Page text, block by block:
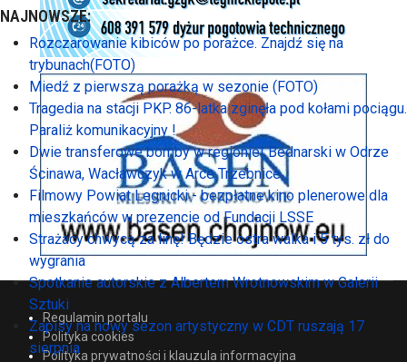
Regulamin portalu
Polityka cookies
Polityka prywatności i klauzula informacyjna
NAJNOWSZE:
Rozczarowanie kibiców po porażce. Znajdź się na
trybunach(FOTO)
Miedź z pierwszą porażką w sezonie (FOTO)
Tragedia na stacji PKP. 86-latka zginęła pod kołami pociągu.
Paraliż komunikacyjny !
Dwie transferowe bomby w regionie! Bednarski w Odrze
Ścinawa, Wacławczyk w Arce Trzebnice
Filmowy Powiat Legnicki - bezpłatne kino plenerowe dla
mieszkańców w prezencie od Fundacji LSSE
Strażacy chwycą za linę! Będzie ostra walka i 5 tys. zł do
wygrania
Spotkanie autorskie z Albertem Wrotnowskim w Galerii
Sztuki
Zapisy na nowy sezon artystyczny w CDT ruszają 17
sierpnia